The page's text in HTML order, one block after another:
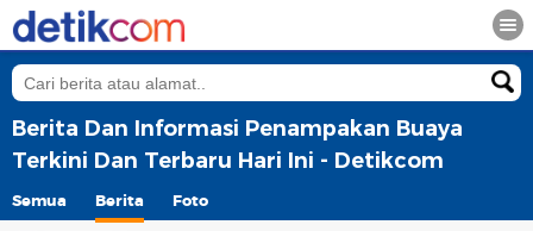
Berita Dan Informasi Penampakan Buaya
Terkini Dan Terbaru Hari Ini - Detikcom
Semua Berita Foto